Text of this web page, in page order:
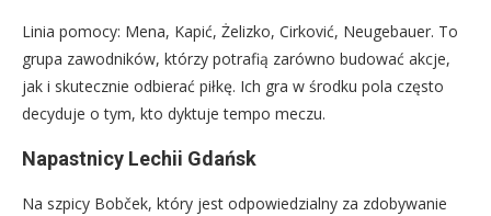
Linia pomocy: Mena, Kapić, Żelizko, Cirković, Neugebauer. To
grupa zawodników, którzy potrafią zarówno budować akcje,
jak i skutecznie odbierać piłkę. Ich gra w środku pola często
decyduje o tym, kto dyktuje tempo meczu.
Napastnicy Lechii Gdańsk
Na szpicy Bobček, który jest odpowiedzialny za zdobywanie